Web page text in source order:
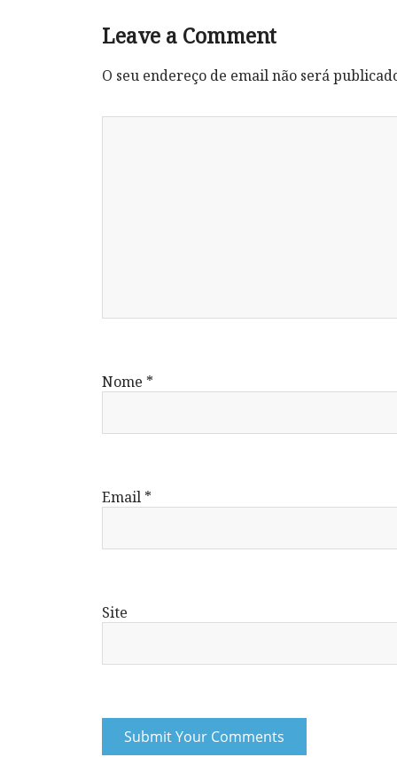
Leave a Comment
O seu endereço de email não será
Nome *
Email *
Site